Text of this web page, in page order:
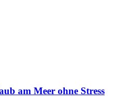
am Meer ohne Stress